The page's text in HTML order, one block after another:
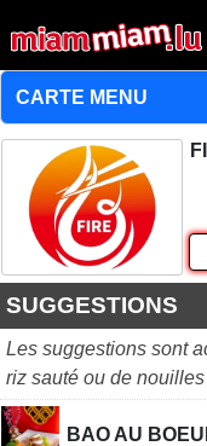
SUGGESTIONS
Les suggestions sont
riz sauté ou de
BAO AU